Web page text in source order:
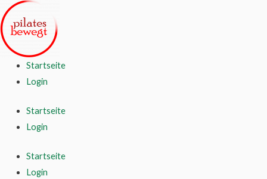
Startseite
Login
Startseite
Login
Startseite
Login